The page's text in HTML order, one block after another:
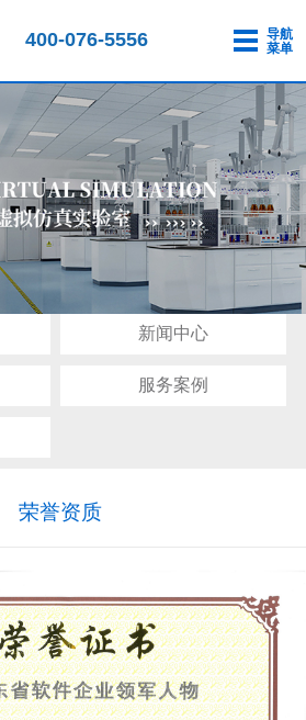
400-076-5556
导航
菜单
新闻中心
服务案例
荣誉资质